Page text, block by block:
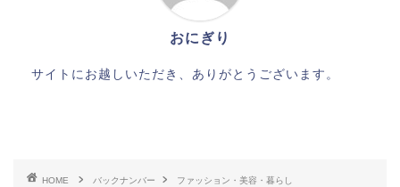
おにぎり
サイトにお越しいただき、ありがとうございます。
HOME バックナンバー
ファッション・美容・暮らし